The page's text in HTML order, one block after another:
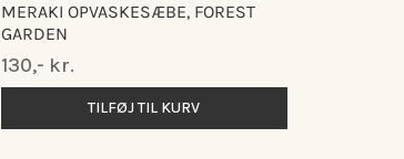
MERAKI OPVASKESÆBE, FOREST
GARDEN
Normalpris
130,- kr.
TILFØJ TIL KURV